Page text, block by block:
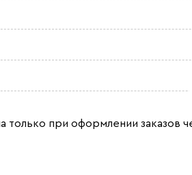
только при оформлении заказов